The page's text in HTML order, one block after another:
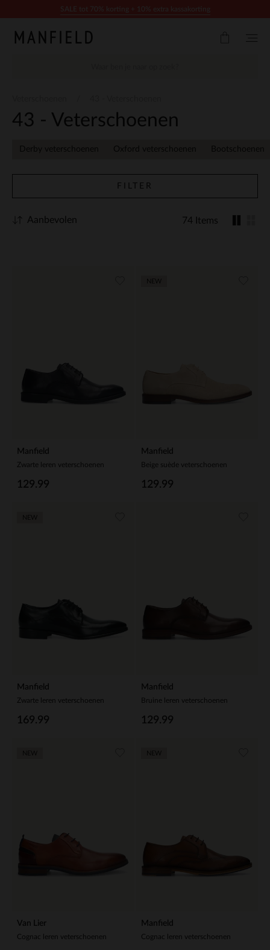
43 - Veterschoenen
Derby veterschoenen Oxford veterschoenen Bootschoenen
FILTER
74 Items
Aanbevolen
Manfield
Zwarte leren veterschoenen
129.99
Manfield
Beige suède veterschoenen
129.99
Manfield
Zwarte leren veterschoenen
169.99
Manfield
Bruine leren veterschoenen
129.99
Van Lier
Cognac leren veterschoenen
Manfield
Cognac leren veterschoenen